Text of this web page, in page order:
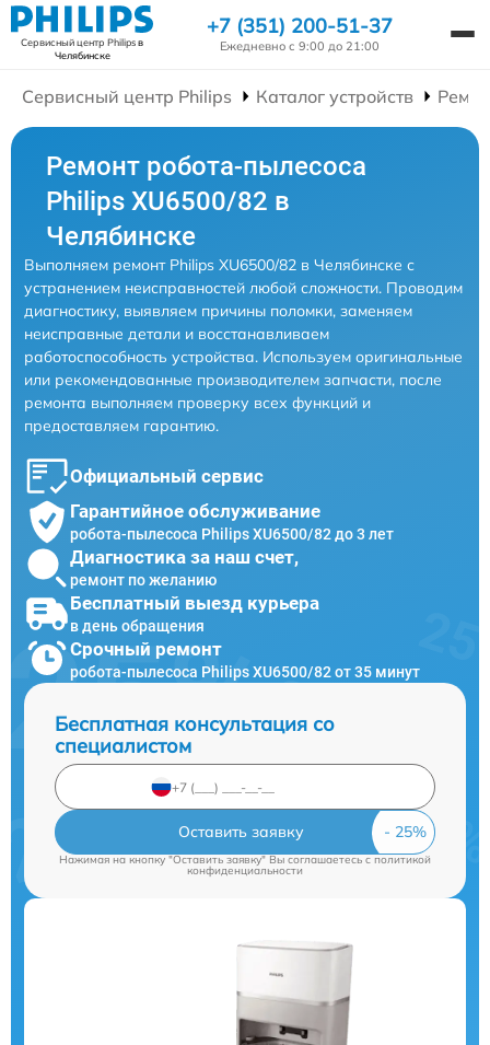
Сервисный центр Philipsв
Челябинске
+7 (351) 200-51-37
Ежедневно с 9:00 до 21:00
Сервисный центр Philips Каталог устройств
Ремонт робота-пылесоса
Philips XU6500/82 в
Челябинске
Выполняем ремонт Philips XU6500/82 в Челябинске с
устранением неисправностей любой сложности. Проводим
диагностику, выявляем причины поломки, заменяем
неисправные детали и восстанавливаем
работоспособность устройства. Используем оригинальные
или рекомендованные производителем запчасти, после
ремонта выполняем проверку всех функций и
предоставляем гарантию.
Официальный сервис
Гарантийное обслуживание
робота-пылесоса Philips XU6500/82 до 3 лет
Диагностика за наш счет,
ремонт по желанию
Бесплатный выезд курьера
в день обращения
Срочный ремонт
робота-пылесоса Philips XU6500/82 от 35 минут
Бесплатная консультация со
специалистом
Оставить заявку
Нажимая на кнопку "Оставить заявку" Вы соглашаетесь c политикой
конфиденциальности